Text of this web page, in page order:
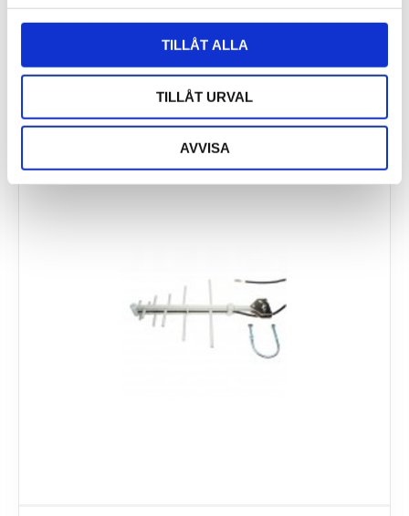
TILLÅT ALLA
TILLÅT URVAL
AVVISA
Bli den första att lämna ett omdöme.